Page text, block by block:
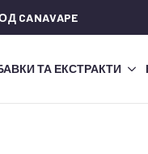
ТА ЕКСТРАКТИ